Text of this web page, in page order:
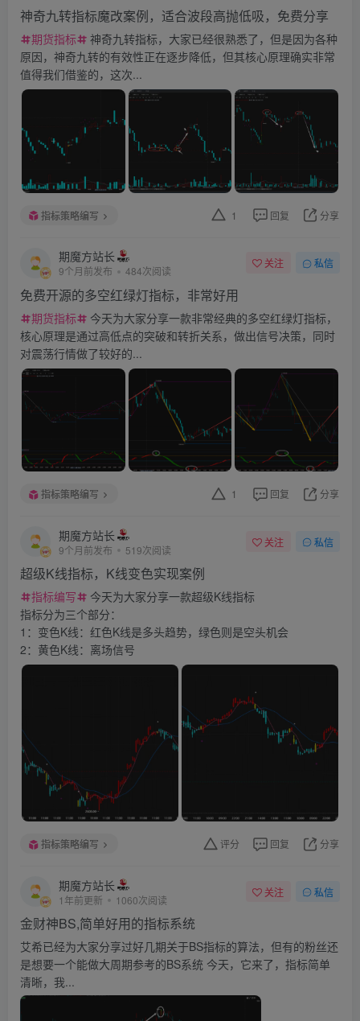
神奇九转指标魔改案例，适合波段高抛低吸，免费分享
期货指标
神奇九转指标，大家已经很熟悉了，但是因为各种
原因，神奇九转的有效性正在逐步降低，但其核心原理确实非常
值得我们借鉴的，这次...
指标策略编写 1 回复 分享
期魔方站长
9个月前发布 484次阅读
关注 私信
免费开源的多空红绿灯指标，非常好用
期货指标
今天为大家分享一款非常经典的多空红绿灯指标，
核心原理是通过高低点的突破和转折关系，做出信号决策，同时
对震荡行情做了较好的...
指标策略编写 1 回复 分享
期魔方站长
9个月前发布 519次阅读
关注 私信
超级K线指标，K线变色实现案例
指标编写
今天为大家分享一款超级K线指标
指标分为三个部分：
1：变色K线：红色K线是多头趋势，绿色则是空头机会
2：黄色K线：离场信号
指标策略编写 评分 回复 分享
期魔方站长
1年前更新 1060次阅读
关注 私信
金财神BS,简单好用的指标系统
艾希已经为大家分享过好几期关于BS指标的算法，但有的粉丝还
是想要一个能做大周期参考的BS系统 今天，它来了，指标简单
清晰，我...